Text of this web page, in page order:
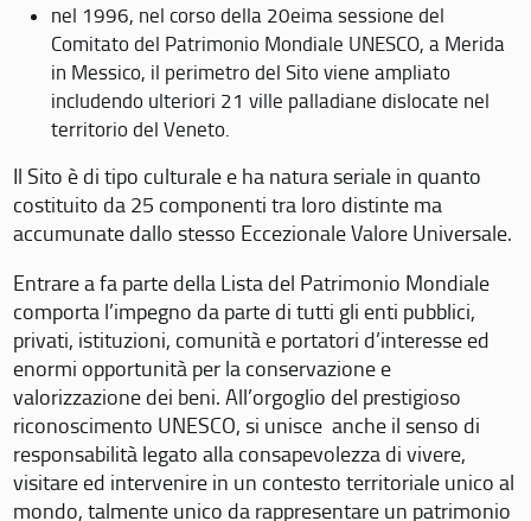
nel 1996, nel corso della 20eima sessione del
Comitato del Patrimonio Mondiale UNESCO, a Merida
in Messico, il perimetro del Sito viene ampliato
includendo ulteriori 21 ville palladiane dislocate nel
territorio del Veneto.
Il Sito è di tipo culturale e ha natura seriale in quanto
costituito da 25 componenti tra loro distinte ma
accumunate dallo stesso Eccezionale Valore Universale.
Entrare a fa parte della Lista del Patrimonio Mondiale
comporta l’impegno da parte di tutti gli enti pubblici,
privati, istituzioni, comunità e portatori d’interesse ed
enormi opportunità per la conservazione e
valorizzazione dei beni. All’orgoglio del prestigioso
riconoscimento UNESCO, si unisce anche il senso di
responsabilità legato alla consapevolezza di vivere,
visitare ed intervenire in un contesto territoriale unico al
mondo, talmente unico da rappresentare un patrimonio